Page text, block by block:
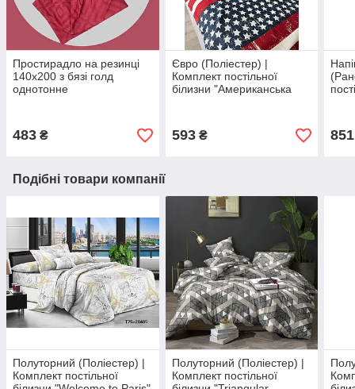
Простирадло на резинці
140х200 з бязі голд
однотонне
483 ₴
Євро (Поліестер) |
Комплект постільної
білизни "Американська
593₴ 851
Подібні товари компанії
Полуторний (Поліестер) |
Комплект постільної
Полуторний (Поліестер) |
Комплект постільної